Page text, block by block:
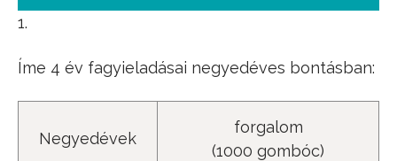
1.
Íme 4 év fagyieladásai negyedéves bontásban:
Negyedévek
forgalom
(1000 gombóc)